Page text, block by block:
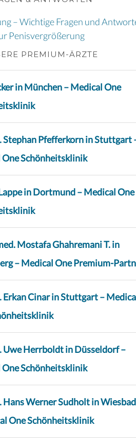
– Wichtige Fragen und
Penisvergrößerung
PREMIUM-ÄRZTE
in München – Medical One
Stephan Pfefferkorn in Stuttgart
Schönheitsklinik
in Dortmund – Medical One
Mostafa Ghahremani T. in
– Medical One Premium-
Erkan Cinar in Stuttgart –
Uwe Herrboldt in Düsseldorf –
Schönheitsklinik
Hans Werner Sudholt in
One Schönheitsklinik